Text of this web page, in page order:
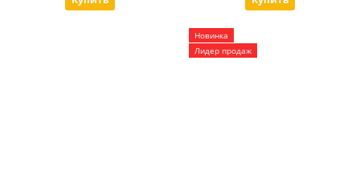
Новинка
Лидер продаж